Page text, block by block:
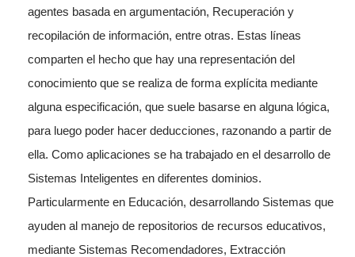
agentes basada en argumentación, Recuperación y
recopilación de información, entre otras. Estas líneas
comparten el hecho que hay una representación del
conocimiento que se realiza de forma explícita mediante
alguna especificación, que suele basarse en alguna lógica,
para luego poder hacer deducciones, razonando a partir de
ella. Como aplicaciones se ha trabajado en el desarrollo de
Sistemas Inteligentes en diferentes dominios.
Particularmente en Educación, desarrollando Sistemas que
ayuden al manejo de repositorios de recursos educativos,
mediante Sistemas Recomendadores, Extracción